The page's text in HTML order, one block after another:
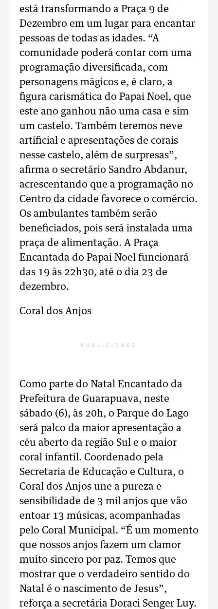
está transformando a Praça 9 de
Dezembro em um lugar para encantar
pessoas de todas as idades. “A
comunidade poderá contar com uma
programação diversificada, com
personagens mágicos e, é claro, a
figura carismática do Papai Noel, que
este ano ganhou não uma casa e sim
um castelo. Também teremos neve
artificial e apresentações de corais
nesse castelo, além de surpresas”,
afirma o secretário Sandro Abdanur,
acrescentando que a programação no
Centro da cidade favorece o comércio.
Os ambulantes também serão
beneficiados, pois será instalada uma
praça de alimentação. A Praça
Encantada do Papai Noel funcionará
das 19 às 22h30, até o dia 23 de
dezembro.
Coral dos Anjos
PUBLICIDADE
Como parte do Natal Encantado da
Prefeitura de Guarapuava, neste
sábado (6), às 20h, o Parque do Lago
será palco da maior apresentação a
céu aberto da região Sul e o maior
coral infantil. Coordenado pela
Secretaria de Educação e Cultura, o
Coral dos Anjos une a pureza e
sensibilidade de 3 mil anjos que vão
entoar 13 músicas, acompanhadas
pelo Coral Municipal. “É um momento
que nossos anjos fazem um clamor
muito sincero por paz. Temos que
mostrar que o verdadeiro sentido do
Natal é o nascimento de Jesus”,
reforça a secretária Doraci Senger Luy.